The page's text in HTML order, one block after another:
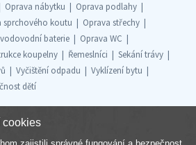
Oprava nábytku
Oprava podlahy
sprchového koutu
Oprava střechy
baterie
Oprava WC
koupelny Řemeslníci
Sekání trávy
Vyčištění odpadu
Vyklízení bytu
dětí
cookies